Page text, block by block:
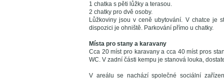
1 chatka s pěti lůžky a terasou.
2 chatky pro dvě osoby.
Lůžkoviny jsou v ceně ubytování. V chatce je
dispozici je ohniště. Parkování přímo u chatky.
Místa pro stany a karavany
Cca 20 míst pro karavany a cca 40 míst pros
WC. V zadní části kempu je stanová louka,
V areálu se nachází společné sociální